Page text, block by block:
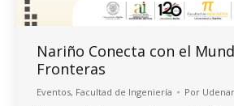
Nariño Conecta con el
Fronteras
Eventos, Facultad de Ingeniería Por Udenar